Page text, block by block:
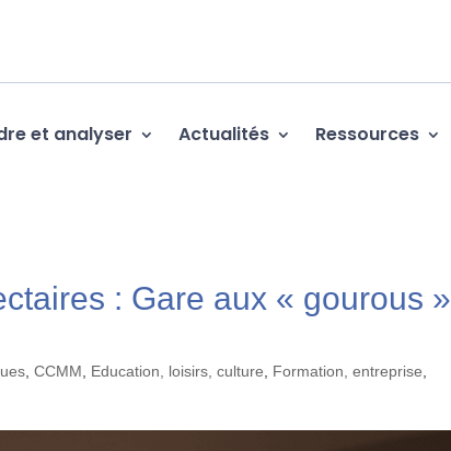
et analyser Actualités Ressources
: Gare aux « gourous »
,CCMM Education, loisirs, culture Formation, entreprise